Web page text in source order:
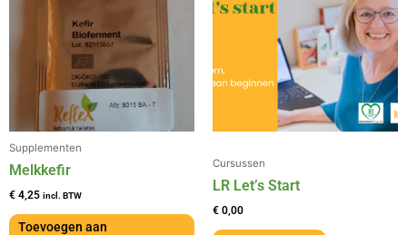
Supplementen
Melkkefir
€ 4,25 incl. BTW
Toevoegen aan
Cursussen
LR Let’s Start
€ 0,00